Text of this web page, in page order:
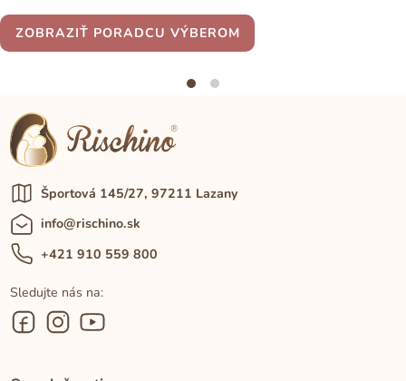
ZOBRAZIŤ PORADCU VÝBEROM
Športová 145/27, 97211 Lazany
info@rischino.sk
+421 910 559 800
Sledujte nás na: